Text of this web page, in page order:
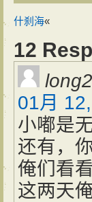
什刹海«
12
long2
01月
小嘟是
还有，
俺们看
这两天